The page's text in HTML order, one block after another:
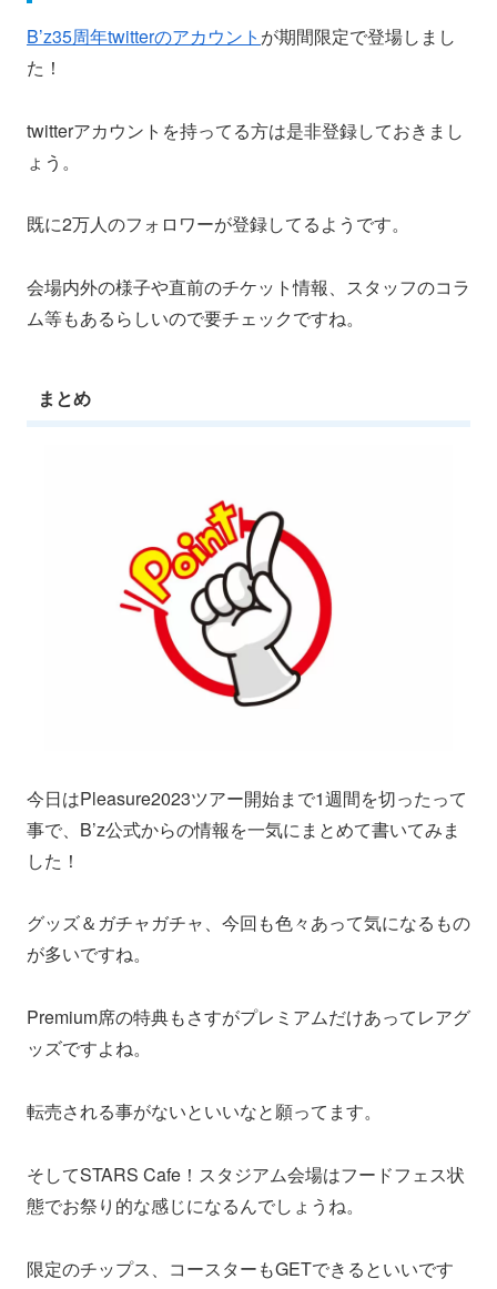
B’z35周年twitterのアカウント が期間限定で登場しまし
た！
twitterアカウントを持ってる方は是非登録しておきまし
ょう。
既に2万人のフォロワーが登録してるようです。
会場内外の様子や直前のチケット情報、スタッフのコラ
ム等もあるらしいので要チェックですね。
まとめ
今日はPleasure2023ツアー開始まで1週間を切ったって
事で、B’z公式からの情報を一気にまとめて書いてみま
した！
グッズ＆ガチャガチャ、今回も色々あって気になるもの
が多いですね。
Premium席の特典もさすがプレミアムだけあってレアグ
ッズですよね。
転売される事がないといいなと願ってます。
そしてSTARS Cafe！スタジアム会場はフードフェス状
態でお祭り的な感じになるんでしょうね。
限定のチップス、コースターもGETできるといいです